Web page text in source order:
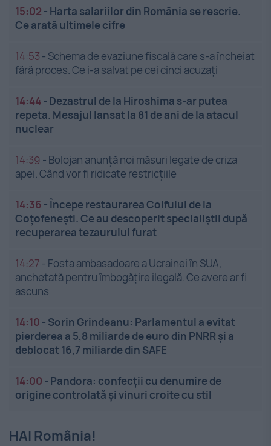
15:02 - Harta salariilor din România se rescrie.
Ce arată ultimele cifre
14:53 - Schema de evaziune fiscală care s-a încheiat
fără proces. Ce i-a salvat pe cei cinci acuzați
14:44- Dezastrul de la Hiroshima s-ar putea
repeta. Mesajul lansat la 81 de ani de la atacul
nuclear
14:39 - Bolojan anunță noi măsuri legate de criza
apei. Când vor fi ridicate restricțiile
14:36 -Începe restaurarea Coifului de la
Coțofenești. Ce au descoperit specialiștii după
recuperarea tezaurului furat
14:27 - Fosta ambasadoare a Ucrainei în SUA,
anchetată pentru îmbogățire ilegală. Ce avere ar fi
ascuns
14:10 - Sorin Grindeanu: Parlamentul a evitat
pierderea a 5,8 miliarde de euro din PNRR și a
deblocat 16,7 miliarde din SAFE
14:00 - Pandora: confecții cu denumire de
origine controlată și vinuri croite cu stil
HAI România!